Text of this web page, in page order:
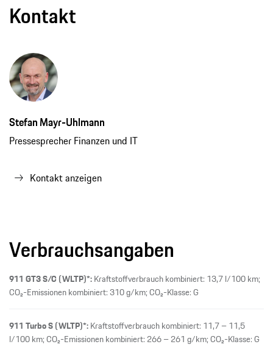
Kontakt
Stefan Mayr-Uhlmann
Pressesprecher Finanzen und IT
Kontakt anzeigen
Verbrauchsangaben
911 GT3 S/C (WLTP)*:Kraftstoffverbrauch kombiniert: 13,7 l/100 km;
CO₂-Emissionen kombiniert: 310 g/km; CO₂-Klasse: G
911 Turbo S (WLTP)*:Kraftstoffverbrauch kombiniert: 11,7 – 11,5
l/100 km; CO₂-Emissionen kombiniert: 266 – 261 g/km; CO₂-Klasse: G